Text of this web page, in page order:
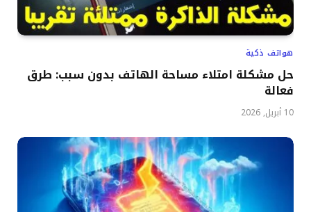
هواتف ذكية
حل مشكلة امتلاء مساحة الهاتف بدون سبب: طرق
فعالة
10 أبريل, 2026